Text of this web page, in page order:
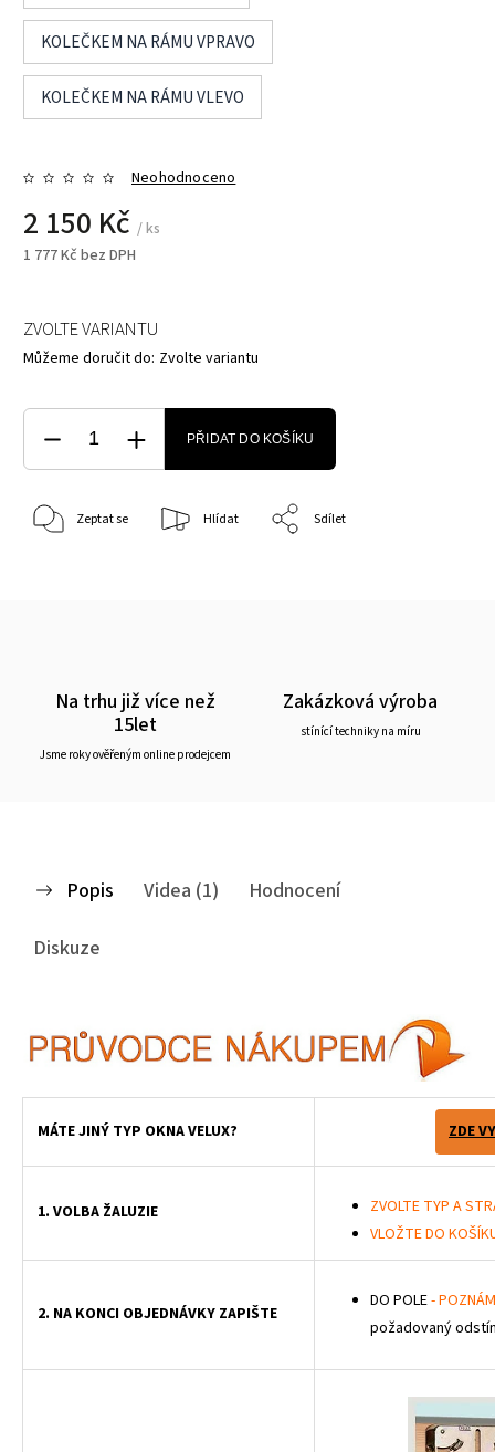
KOLEČKEM NA RÁMU VPRAVO
KOLEČKEM NA RÁMU VLEVO
Neohodnoceno
2 150 Kč / ks
1 777 Kč bez DPH
ZVOLTE VARIANTU
Můžeme doručit do: Zvolte variantu
PŘIDAT DO KOŠÍKU
Zeptat se Hlídat Sdílet
Na trhu již více než
15let
Jsme roky ověřeným online prodejcem
Zakázková výroba
stínící techniky na míru
Popis Videa (1)
Hodnocení
Diskuze
MÁTE JINÝ TYP OKNA VELUX? ZDE
1. VOLBA ŽALUZIE
ZVOLTE TYP A
VLOŽTE DO
2. NA KONCI OBJEDNÁVKY ZAPIŠTE
DO POLE-
požadovaný